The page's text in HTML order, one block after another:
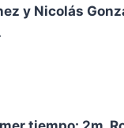
y Nicolás